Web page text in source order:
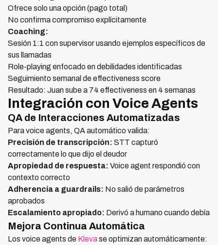
Ofrece solo una opción (pago total)
No confirma compromiso explícitamente
Coaching:
Sesión 1:1 con supervisor usando ejemplos específicos de
sus llamadas
Role-playing enfocado en debilidades identificadas
Seguimiento semanal de effectiveness score
Resultado: Juan sube a 74 effectiveness en 4 semanas
Integración con Voice Agents
QA de Interacciones Automatizadas
Para voice agents, QA automático valida:
Precisión de transcripción: STT capturó
correctamente lo que dijo el deudor
Apropiedad de respuesta: Voice agent respondió con
contexto correcto
Adherencia a guardrails: No salió de parámetros
aprobados
Escalamiento apropiado: Derivó a humano cuando debía
Mejora Continua Automática
Los voice agents de Klevase optimizan automáticamente: